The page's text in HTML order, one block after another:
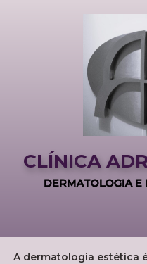
CLÍNICA
DERMATOLOGIA E
A dermatologia estética